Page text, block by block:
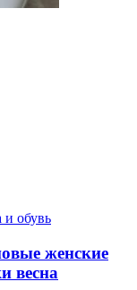
обувь
женские
весна